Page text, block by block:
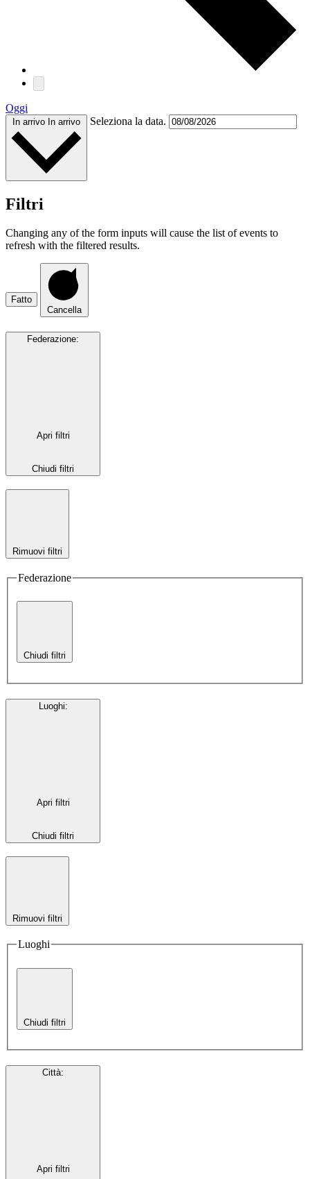
Oggi
In arrivo In arrivo Seleziona la data.
Filtri
Changing any of the form inputs will cause the list of events to
refresh with the filtered results.
Fatto
Cancella
Federazione:
Apri filtri
Chiudi filtri
Rimuovi filtri
Federazione
Chiudi filtri
Luoghi:
Apri filtri
Chiudi filtri
Rimuovi filtri
Luoghi
Chiudi filtri
Città:
Apri filtri